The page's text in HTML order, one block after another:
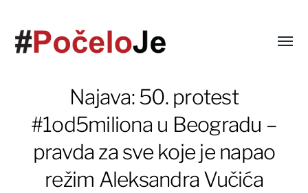
Najava: 50. protest
#1od5miliona u Beogradu –
pravda za sve koje je napao
režim Aleksandra Vučića